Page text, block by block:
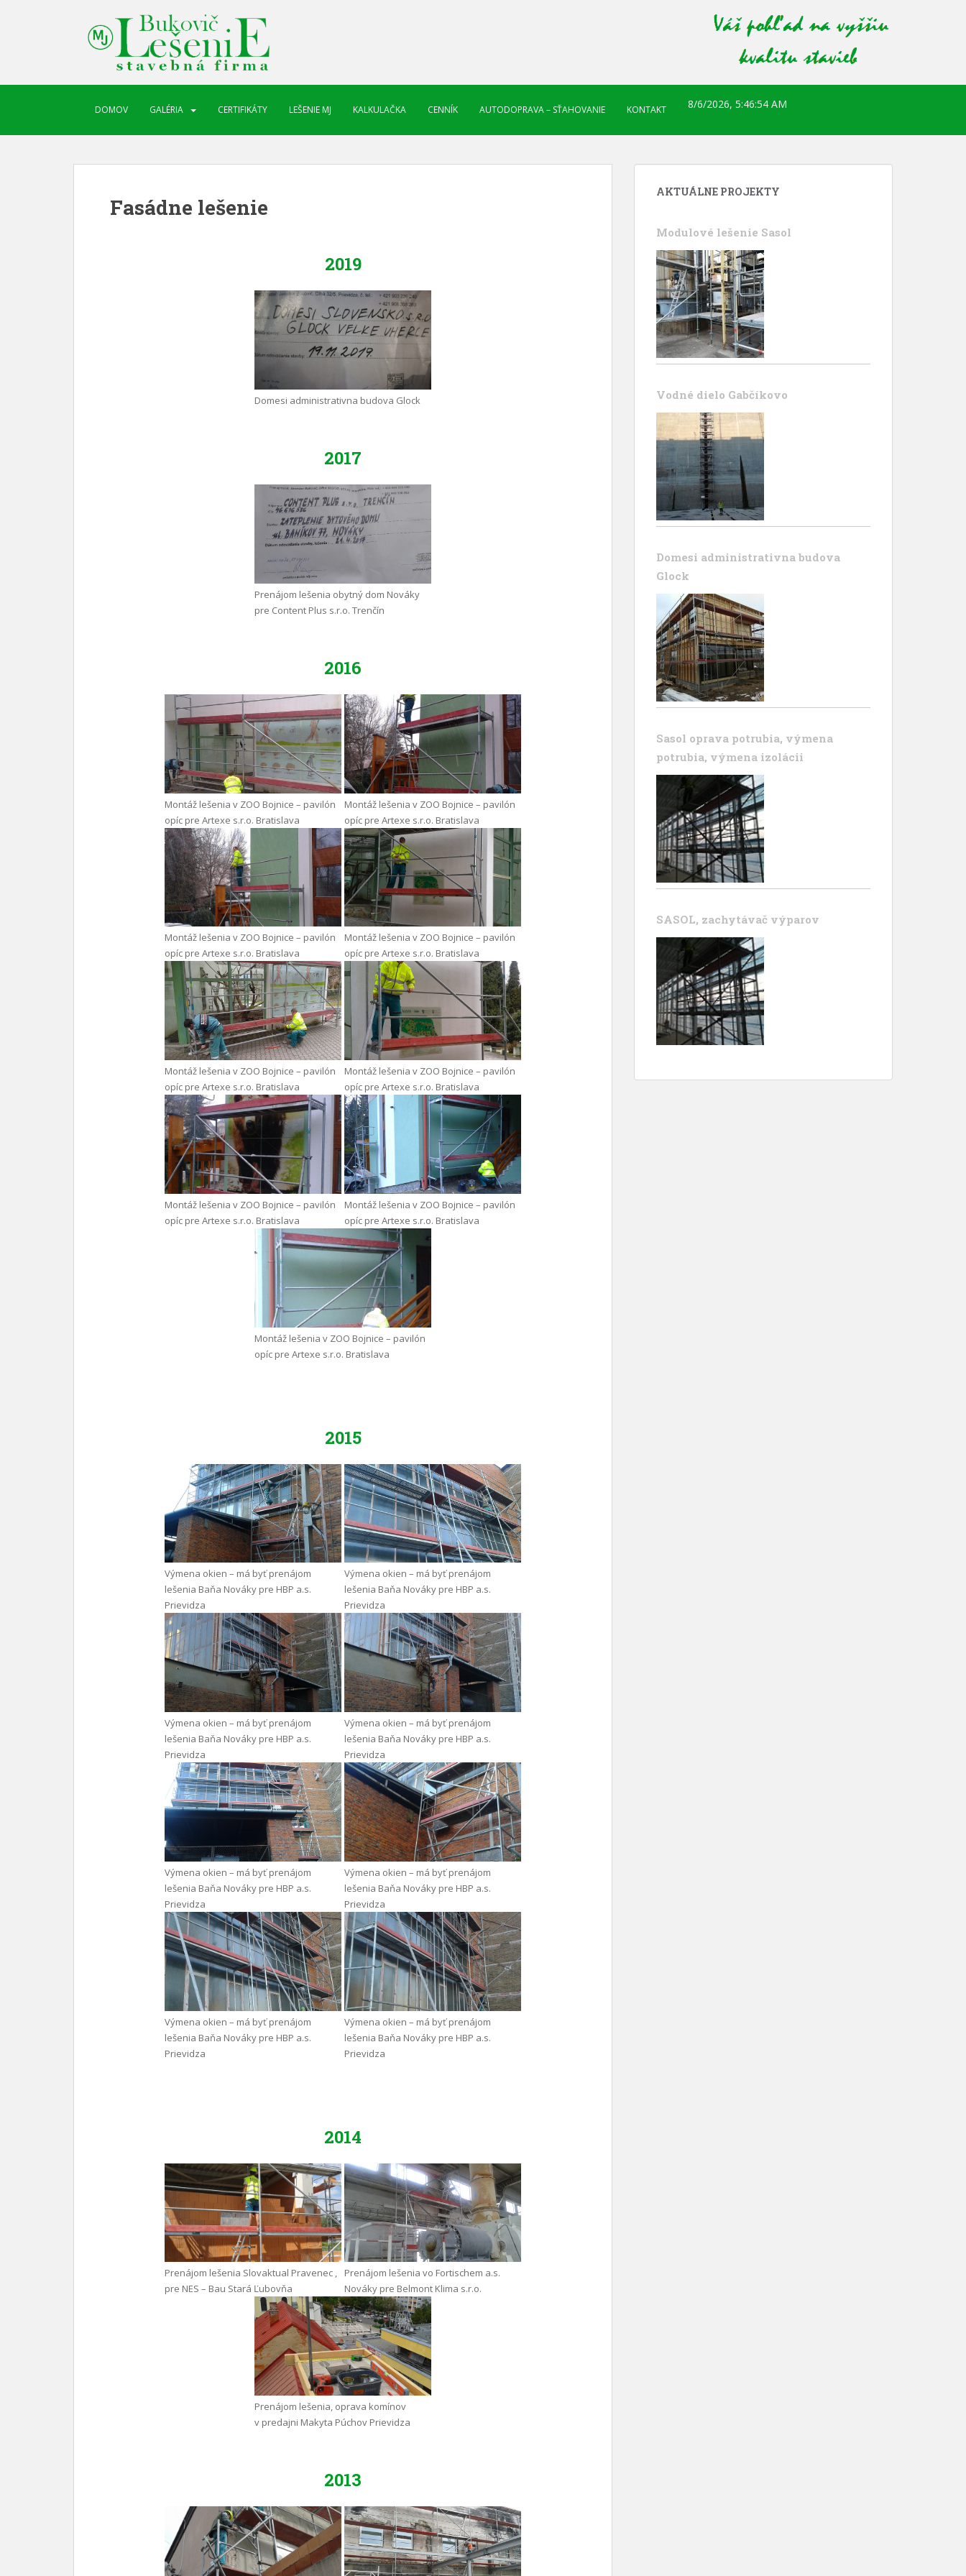
DOMOV GALÉRIA CERTIFIKÁTY LEŠENIE MJ KALKULAČKA CENNÍK AUTODOPRAVA – SŤAHOVANIE KONTAKT 8/6/2026, 5:46:55 AM
Fasádne lešenie
2019
Domesi administrativna budova Glock
2017
Prenájom lešenia obytný dom Nováky
pre Content Plus s.r.o. Trenčín
2016
Montáž lešenia v ZOO Bojnice – pavilón
opíc pre Artexe s.r.o. Bratislava
Montáž lešenia v ZOO Bojnice – pavilón
opíc pre Artexe s.r.o. Bratislava
Montáž lešenia v ZOO Bojnice – pavilón
opíc pre Artexe s.r.o. Bratislava
Montáž lešenia v ZOO Bojnice – pavilón
opíc pre Artexe s.r.o. Bratislava
Montáž lešenia v ZOO Bojnice – pavilón
opíc pre Artexe s.r.o. Bratislava
Montáž lešenia v ZOO Bojnice – pavilón
opíc pre Artexe s.r.o. Bratislava
Montáž lešenia v ZOO Bojnice – pavilón
opíc pre Artexe s.r.o. Bratislava
Montáž lešenia v ZOO Bojnice – pavilón
opíc pre Artexe s.r.o. Bratislava
Montáž lešenia v ZOO Bojnice – pavilón
opíc pre Artexe s.r.o. Bratislava
2015
Výmena okien – má byť prenájom
lešenia Baňa Nováky pre HBP a.s.
Prievidza
Výmena okien – má byť prenájom
lešenia Baňa Nováky pre HBP a.s.
Prievidza
Výmena okien – má byť prenájom
lešenia Baňa Nováky pre HBP a.s.
Prievidza
Výmena okien – má byť prenájom
lešenia Baňa Nováky pre HBP a.s.
Prievidza
Výmena okien – má byť prenájom
lešenia Baňa Nováky pre HBP a.s.
Prievidza
Výmena okien – má byť prenájom
lešenia Baňa Nováky pre HBP a.s.
Prievidza
Výmena okien – má byť prenájom
lešenia Baňa Nováky pre HBP a.s.
Prievidza
Výmena okien – má byť prenájom
lešenia Baňa Nováky pre HBP a.s.
Prievidza
2014
Prenájom lešenia Slovaktual Pravenec ,
pre NES – Bau Stará Ľubovňa
Prenájom lešenia vo Fortischem a.s.
Nováky pre Belmont Klima s.r.o.
Prenájom lešenia, oprava komínov
v predajni Makyta Púchov Prievidza
2013
AKTUÁLNE PROJEKTY
Modulové lešenie Sasol
Vodné dielo Gabčíkovo
Domesi administrativna budova
Glock
Sasol oprava potrubia, výmena
potrubia, výmena izolácii
SASOL, zachytávač výparov